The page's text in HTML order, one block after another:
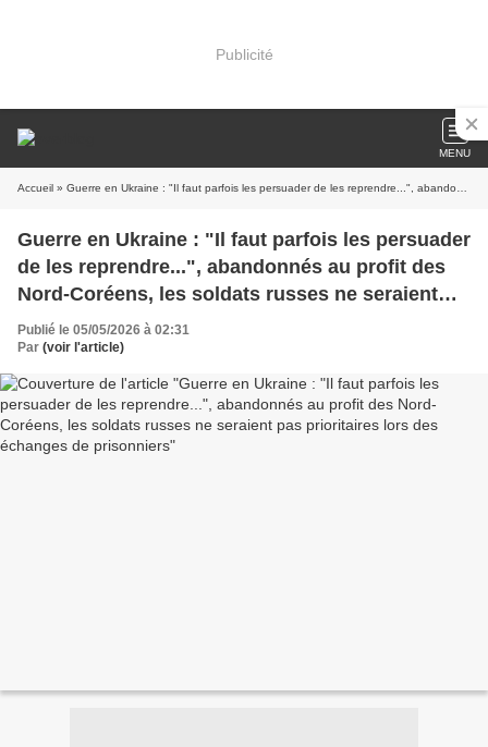
Publicité
MENU
Accueil » Guerre en Ukraine : "Il faut parfois les persuader de les reprendre...", abandonnés au profit des Nord-Coréens, les soldats russes ne seraient pas prioritaires lors des échanges de prisonniers
Guerre en Ukraine : "Il faut parfois les persuader
de les reprendre...", abandonnés au profit des
Nord-Coréens, les soldats russes ne seraient
pas prioritaires lors des échanges de
prisonniers
Publié le 05/05/2026 à 02:31
Par (voir l'article)